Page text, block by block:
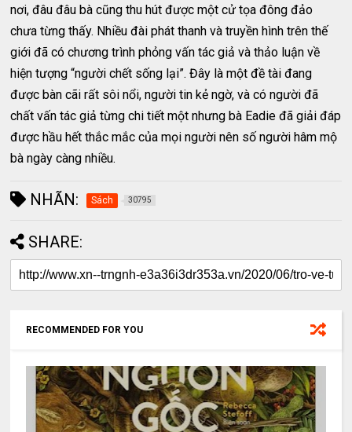
nơi, đâu đâu bà cũng thu hút được một cử tọa đông đảo
chưa từng thấy. Nhiều đài phát thanh và truyền hình trên thế
giới đã có chương trình phỏng vấn tác giả và thảo luận về
hiện tượng “người chết sống lại”. Đây là một đề tài đang
được bàn cãi rất sôi nổi, người tin kẻ ngờ, và có người đã
chất vấn tác giả từng chi tiết một nhưng bà Eadie đã giải đáp
được hầu hết thắc mắc của mọi người nên số người hâm mộ
bà ngày càng nhiều.
NHÃN: Sách 30795
SHARE:
RECOMMENDED FOR YOU